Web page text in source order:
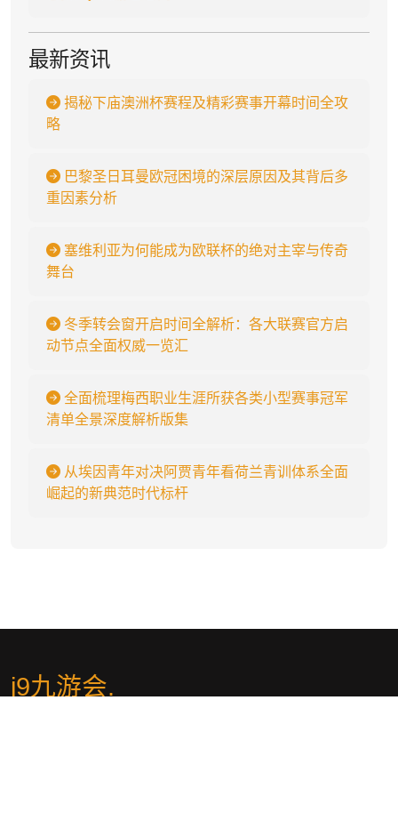
最新资讯
揭秘下庙澳洲杯赛程及精彩赛事开幕时间全攻
略
巴黎圣日耳曼欧冠困境的深层原因及其背后多
重因素分析
塞维利亚为何能成为欧联杯的绝对主宰与传奇
舞台
冬季转会窗开启时间全解析：各大联赛官方启
动节点全面权威一览汇
全面梳理梅西职业生涯所获各类小型赛事冠军
清单全景深度解析版集
从埃因青年对决阿贾青年看荷兰青训体系全面
崛起的新典范时代标杆
j9九游会.